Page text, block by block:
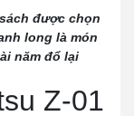
được chọn
long là món
năm đổ lại
Z-01